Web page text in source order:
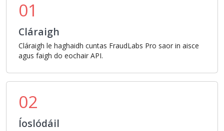
01
Cláraigh
Cláraigh le haghaidh cuntas FraudLabs Pro saor in aisce
agus faigh do eochair API.
02
Íoslódáil